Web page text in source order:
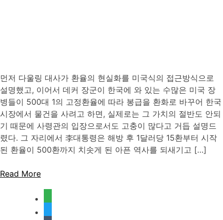
먼저 다울링 대사가 환율의 현실화를 미국식의 접근방식으로
설명했고, 이어서 데커 장군이 한국에 와 있는 수많은 미국 장
병들이 500대 1의 고정환율에 따라 봉급을 환화로 바꾸어 한국
시장에서 물건을 사려고 하면, 실제로는 그 가치의 절반도 안되
기 때문에 사령관의 입장으로서도 고충이 많다고 거듭 설명드
렸다. 그 자리에서 李대통령은 해방 후 1달러당 15환부터 시작
된 환율이 500환까지 치솟게 된 아픈 역사를 되새기고 […]
Read More